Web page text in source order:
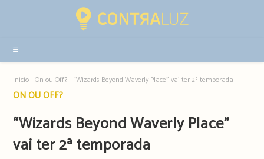
sidebar
Início-On ou Off?- “Wizards Beyond Waverly Place” vai ter 2ª temporada
Post
ON OU OFF?
“Wizards Beyond Waverly Place”
vai ter 2ª temporada